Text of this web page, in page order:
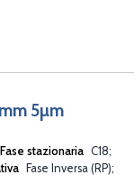
5µm
Fase stazionaria C18
Fase Inversa (RP)